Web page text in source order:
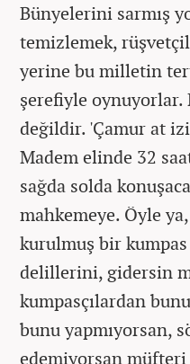
Bünyelerini sarmış
temizlemek,
yerine bu milletin
şerefiyle oynuyorlar.
değildir. 'Çamur at
Madem elinde 32
sağda solda
mahkemeye. Öyle
kurulmuş bir
delillerini, gidersin
kumpasçılardan
bunu yapmıyorsan,
edemiyorsan